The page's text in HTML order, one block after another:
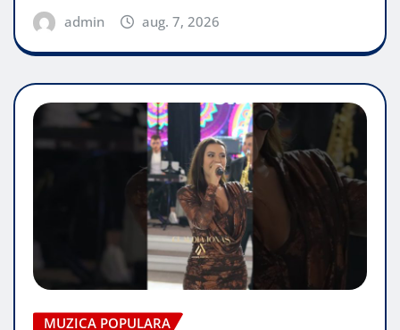
admin aug. 7, 2026
MUZICA POPULARA